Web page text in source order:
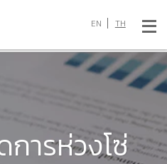
EN TH
การห่วงโซ่